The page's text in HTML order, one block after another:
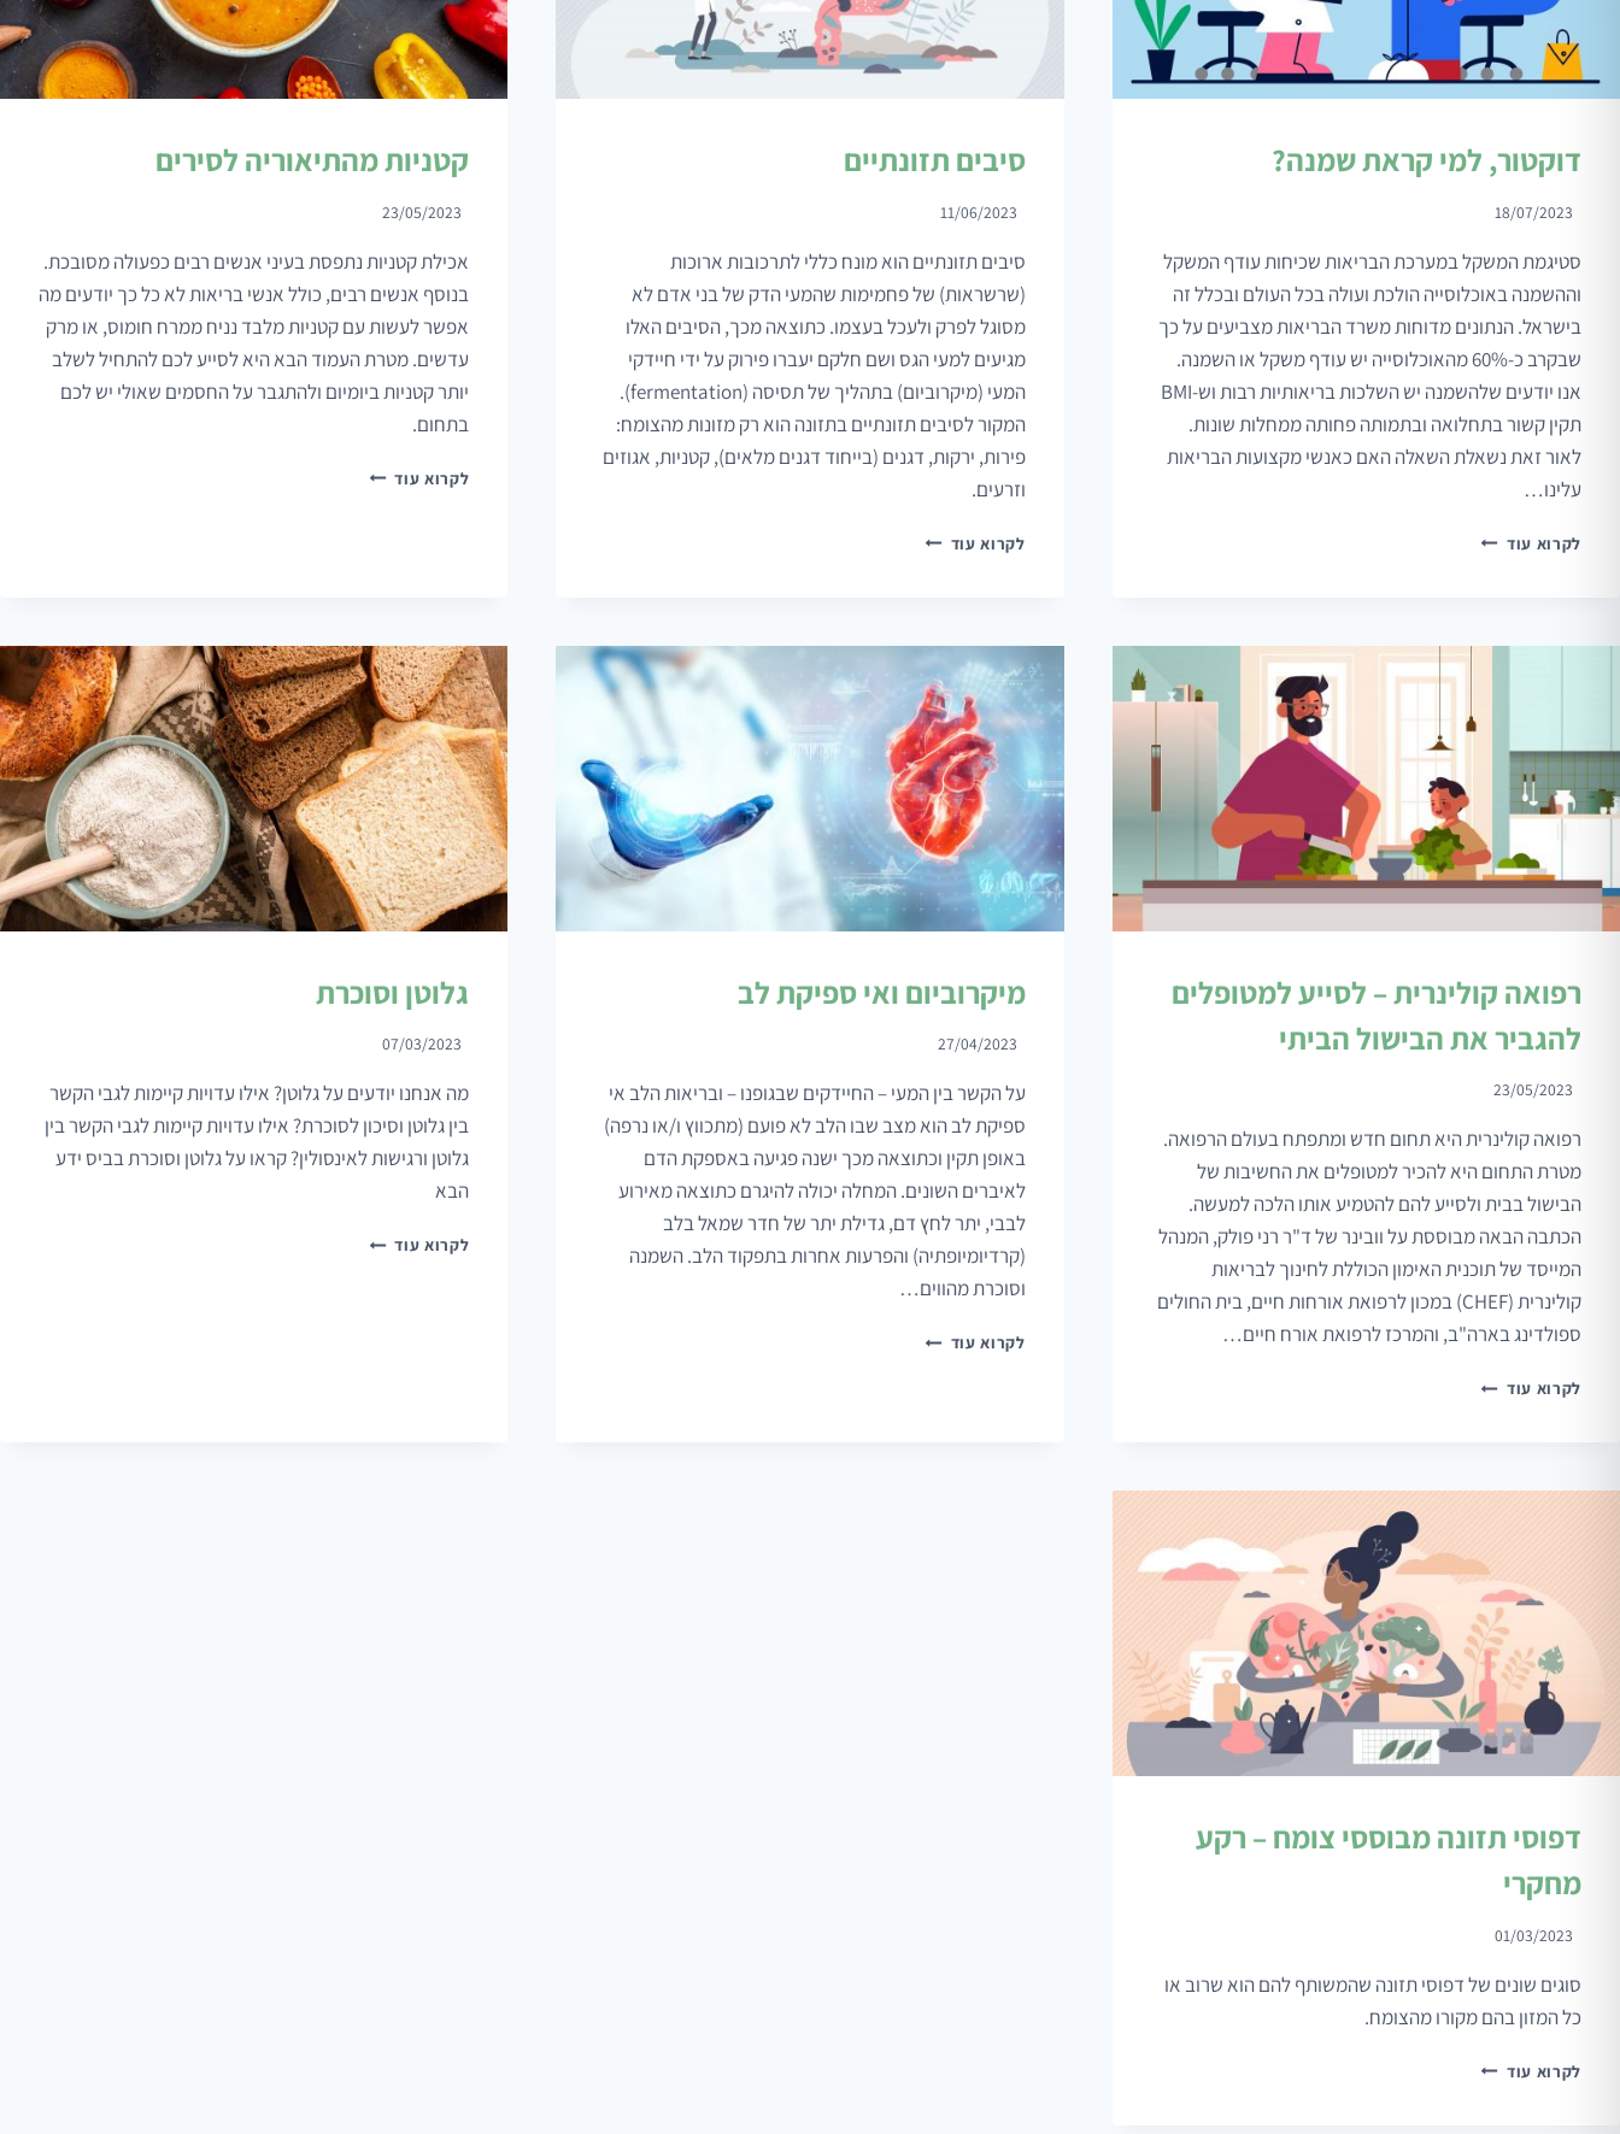
דוקטור, למי קראת שמנה?
18/07/2023
סטיגמת המשקל במערכת הבריאות שכיחות עודף המשקל
וההשמנה באוכלוסייה הולכת ועולה בכל העולם ובכלל זה
בישראל. הנתונים מדוחות משרד הבריאות מצביעים על כך
שבקרב כ-60% מהאוכלוסייה יש עודף משקל או השמנה.
אנו יודעים שלהשמנה יש השלכות בריאותיות רבות וש-BMI
תקין קשור בתחלואה ובתמותה פחותה ממחלות שונות.
לאור זאת נשאלת השאלה האם כאנשי מקצועות הבריאות
עלינו…
לקרוא עודדוקטור,
סיבים תזונתיים
11/06/2023
סיבים תזונתיים הוא מונח כללי לתרכובות ארוכות
(שרשראות) של פחמימות שהמעי הדק של בני אדם לא
מסוגל לפרק ולעכל בעצמו. כתוצאה מכך, הסיבים האלו
מגיעים למעי הגס ושם חלקם יעברו פירוק על ידי חיידקי
המעי (מיקרוביום) בתהליך של תסיסה (fermentation).
המקור לסיבים תזונתיים בתזונה הוא רק מזונות מהצומח:
פירות, ירקות, דגנים (בייחוד דגנים מלאים), קטניות, אגוזים
וזרעים.
לקרוא עודסיבים
קטניות מהתיאוריה לסירים
23/05/2023
אכילת קטניות נתפסת בעיני אנשים רבים כפעולה מסובכת.
בנוסף אנשים רבים, כולל אנשי בריאות לא כל כך יודעים מה
אפשר לעשות עם קטניות מלבד נניח ממרח חומוס, או מרק
עדשים. מטרת העמוד הבא היא לסייע לכם להתחיל לשלב
יותר קטניות ביומיום ולהתגבר על החסמים שאולי יש לכם
בתחום.
לקרוא עודקטניות
רפואה קולינרית – לסייע למטופלים
להגביר את הבישול הביתי
23/05/2023
רפואה קולינרית היא תחום חדש ומתפתח בעולם הרפואה.
מטרת התחום היא להכיר למטופלים את החשיבות של
הבישול בבית ולסייע להם להטמיע אותו הלכה למעשה.
הכתבה הבאה מבוססת על וובינר של ד"ר רני פולק, המנהל
המייסד של תוכנית האימון הכוללת לחינוך לבריאות
קולינרית (CHEF) במכון לרפואת אורחות חיים, בית החולים
ספולדינג בארה"ב, והמרכז לרפואת אורח חיים…
לקרוא עודרפואה
הבישול
הביתי
מיקרוביום ואי ספיקת לב
27/04/2023
על הקשר בין המעי – החיידקים שבגופנו – ובריאות הלב אי
ספיקת לב הוא מצב שבו הלב לא פועם (מתכווץ ו/או נרפה)
באופן תקין וכתוצאה מכך ישנה פגיעה באספקת הדם
לאיברים השונים. המחלה יכולה להיגרם כתוצאה מאירוע
לבבי, יתר לחץ דם, גדילת יתר של חדר שמאל בלב
(קרדיומיופתיה) והפרעות אחרות בתפקוד הלב. השמנה
וסוכרת מהווים…
לקרוא עודמיקרוביום
גלוטן וסוכרת
07/03/2023
מה אנחנו יודעים על גלוטן? אילו עדויות קיימות לגבי הקשר
בין גלוטן וסיכון לסוכרת? אילו עדויות קיימות לגבי הקשר בין
גלוטן ורגישות לאינסולין? קראו על גלוטן וסוכרת בביס ידע
הבא
לקרוא עודגלוטן
דפוסי תזונה מבוססי צומח – רקע
מחקרי
01/03/2023
סוגים שונים של דפוסי תזונה שהמשותף להם הוא שרוב או
כל המזון בהם מקורו מהצומח.
לקרוא עודדפוסי